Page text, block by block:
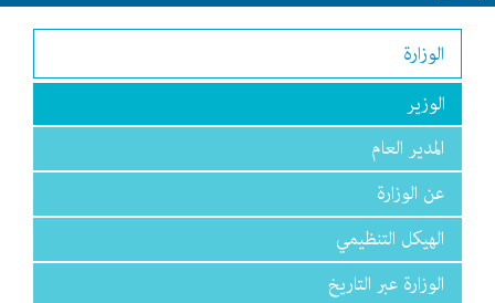
الوزارة
الوزير
المدير العام
عن الوزارة
الهيكل التنظيمي
الوزارة عبر التاريخ